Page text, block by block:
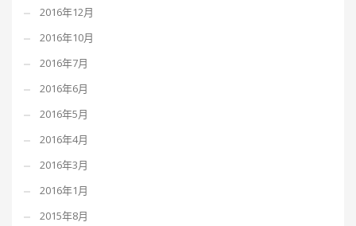
2016年12月
2016年10月
2016年7月
2016年6月
2016年5月
2016年4月
2016年3月
2016年1月
2015年8月